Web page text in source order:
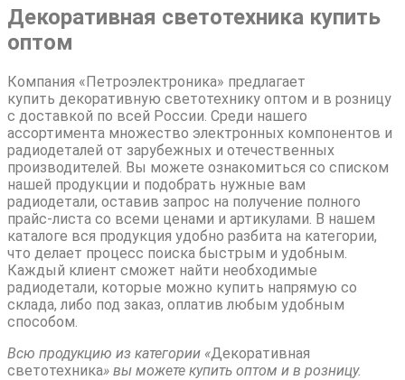
Декоративная светотехника купить
оптом
Компания «Петроэлектроника» предлагает
купить декоративную светотехнику оптом и в розницу
с доставкой по всей России. Среди нашего
ассортимента множество электронных компонентов и
радиодеталей от зарубежных и отечественных
производителей. Вы можете ознакомиться со списком
нашей продукции и подобрать нужные вам
радиодетали, оставив запрос на получение полного
прайс-листа со всеми ценами и артикулами. В нашем
каталоге вся продукция удобно разбита на категории,
что делает процесс поиска быстрым и удобным.
Каждый клиент сможет найти необходимые
радиодетали, которые можно купить напрямую со
склада, либо под заказ, оплатив любым удобным
способом.
Всю продукцию из категории «Декоративная
светотехника» вы можете купить оптом и в розницу.